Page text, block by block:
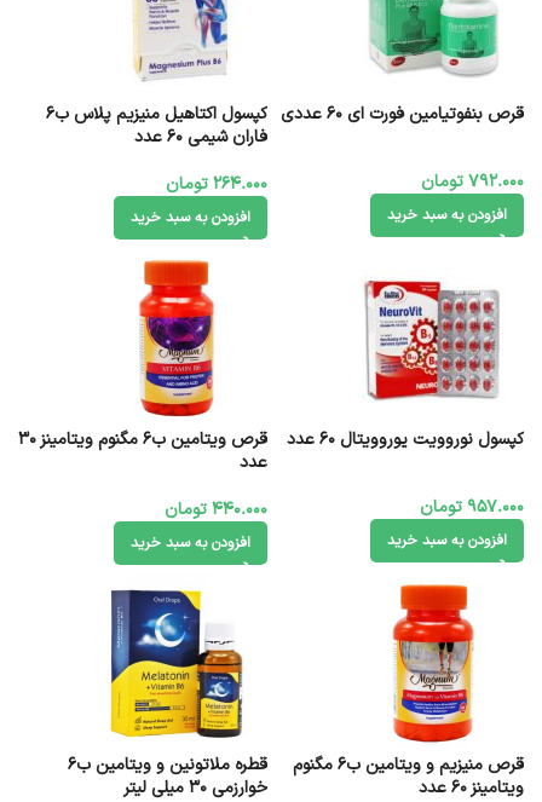
قرص بنفوتیامین فورت ای 60 عددی
792.000تومان
افزودن به سبد خرید
کپسول اکتاهیل منیزیم پلاس ب6
فاران شیمی 60 عدد
264.000تومان
افزودن به سبد خرید
کپسول نوروویت یوروویتال 60 عدد
957.000 تومان
افزودن به سبد خرید
قرص ویتامین ب6 مگنوم ویتامینز 30
عدد
440.000تومان
افزودن به سبد خرید
قرص‌ منیزیم و ویتامین ب6 مگنوم
ویتامینز 60 عدد
قطره ملاتونین و ویتامین ب6
خوارزمی 30 میلی‌ لیتر